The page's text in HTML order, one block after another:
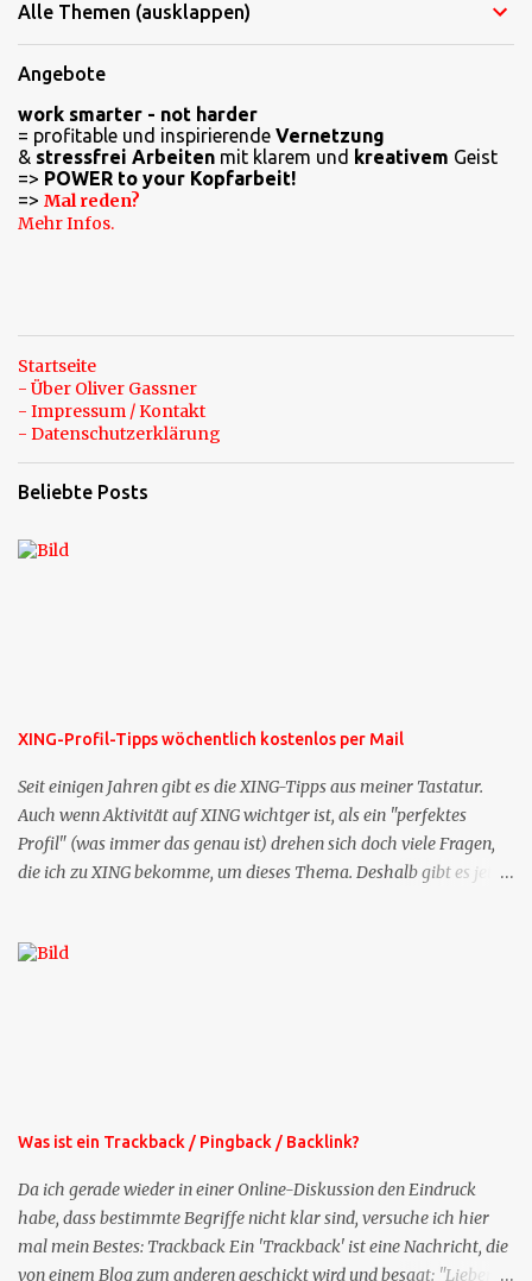
Alle Themen (ausklappen)
Angebote
work smarter - not harder
= profitable und inspirierende Vernetzung
& stressfrei Arbeiten mit klarem und kreativem Geist
=> POWER to your Kopfarbeit!
=> Mal reden?
Mehr Infos.
Startseite
- Über Oliver Gassner
- Impressum / Kontakt
- Datenschutzerklärung
Beliebte Posts
XING-Profil-Tipps wöchentlich kostenlos per Mail
Seit einigen Jahren gibt es die XING-Tipps aus meiner Tastatur.
Auch wenn Aktivität auf XING wichtger ist, als ein "perfektes
Profil" (was immer das genau ist) drehen sich doch viele Fragen,
die ich zu XING bekomme, um dieses Thema. Deshalb gibt es jetzt
bekommen Sie kostenlos eine weitere Folge. Die Startsequenz ist 16
Was ist ein Trackback / Pingback / Backlink?
Da ich gerade wieder in einer Online-Diskussion den Eindruck
habe, dass bestimmte Begriffe nicht klar sind, versuche ich hier
mal mein Bestes: Trackback Ein 'Trackback' ist eine Nachricht, die
von einem Blog zum anderen geschickt wird und besagt: "Lieber